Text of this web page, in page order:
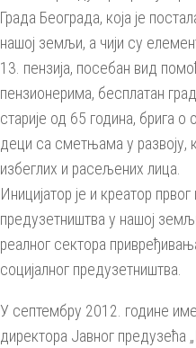
Града Београда, која је
нашој земљи, а чији су
13. пензија, посебан вид
пензионерима, бесплатан
старије од 65 година, брига
деци са сметњама у
избеглих и расељених лица.
Иницијатор је и креатор
предузетништва у нашој
реалног сектора
социјалног предузетништва.
У септембру 2012. године
директора Јавног предузећа